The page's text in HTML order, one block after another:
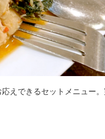
えできるセットメニュー。